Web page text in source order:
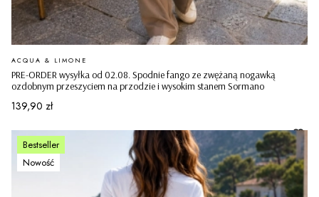
PRE-ORDER wysyłka od 02.08. Spodnie fango ze zwężaną nogawką
ozdobnym przeszyciem na przodzie i wysokim stanem Sormano
PRODUCENT
ACQUA & LIMONE
Cena
139,90 zł
Bestseller
Nowość